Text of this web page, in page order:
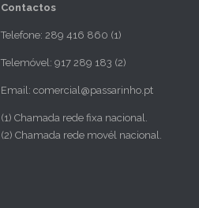
Contactos
Telefone: 289 416 860 (1)
Telemóvel: 917 289 183 (2)
Email: comercial@passarinho.pt
(1) Chamada rede fixa nacional.
(2) Chamada rede movél nacional.